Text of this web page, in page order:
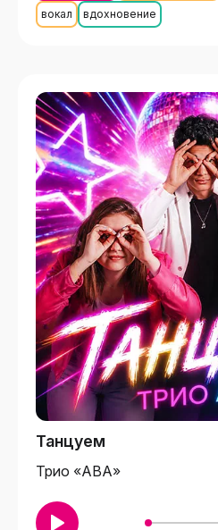
вокал
вдохновение
Танцуем
Трио «АВА»